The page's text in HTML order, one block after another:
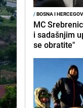
/BOSNA I
MC
i sadašnjim
se obratite"